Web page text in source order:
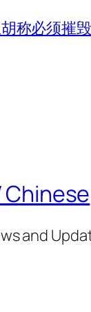
称必须摧
Chinese
and